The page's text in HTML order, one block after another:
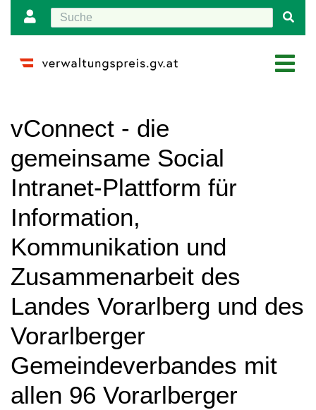
vConnect - die
gemeinsame Social
Intranet-Plattform für
Information,
Kommunikation und
Zusammenarbeit des
Landes Vorarlberg und des
Vorarlberger
Gemeindeverbandes mit
allen 96 Vorarlberger